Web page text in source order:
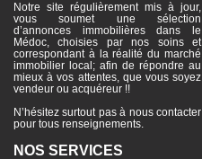
Notre site régulièrement mis à jour,
vous soumet une sélection
d’annonces immobilières dans le
Médoc, choisies par nos soins et
correspondant à la réalité du marché
immobilier local; afin de répondre au
mieux à vos attentes, que vous soyez
vendeur ou acquéreur !!
N’hésitez surtout pas à nous contacter
pour tous renseignements.
NOS SERVICES